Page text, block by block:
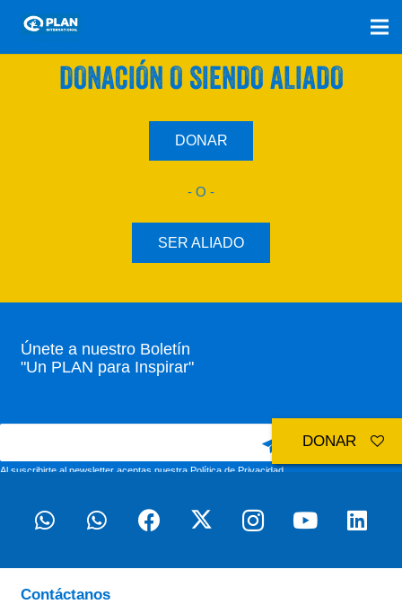
SÚMATE A NUESTRO PLAN CON UNA
DONACIÓN O SIENDO ALIADO
DONAR
- O -
SER ALIADO
Únete a nuestro Boletín
"Un PLAN para Inspirar"
Al suscribirte al newsletter aceptas nuestraPolítica de Privacidad
Contáctanos
DONAR